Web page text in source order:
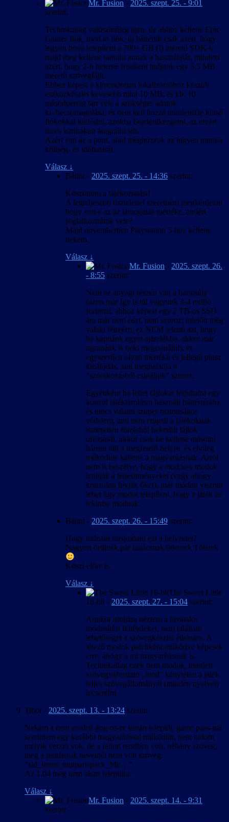
Mr. Fusion - 2025. szept. 25. - 9:01
szerint:
Technikailag valószínűleg igen, de ahhoz kellene Epic
Games fiók, mod.io fiók, új háttértár csak azért, hogy
legyen hova telepíteni a 700+ GB (!) méretű SDK-t,
majd meg kellene tanulni annak a használatát, mindezt
azért, hogy 2-6 hetente frissíteni tudjunk egy 5,5 MB
méretű szövegfájlt.
Ehhez képest a kimondottan lokalizációhoz készült
eszközkészlet kevesebb mint 10 MB, és kb. 10
másodpercig tart vele a szükséges adatok
ki-/becsomagolása, és nem kell hozzá mindenféle külső
fiókokkal kínlódni, azokba bejelentkezgetni, az elvárt
tüzes karikákon átugrálni stb.
Azért van az a pont, ahol meghúzzuk az ingyen munka
költség- és időhatárát.
Válasz ↓
Bálint - 2025. szept. 25. - 14:36 szerint:
Köszönöm a tájékoztatást!
A legteljesebb tisztelettel szeretném megkérdezni
hogy van-e az az támogatás mértéke, amiért
foglalkoznátok vele?
Majd novemberben Playstation 5-höz kellene
nekem.
Válasz ↓
Mr. Fusion - 2025. szept. 26.
- 8:55 szerint:
Nem az anyagi részén van a hangsúly
(azon már így is túl vagyunk 3-4 millió
forinttal, ahhoz képest egy 2 TB-os SSD
ára már nem oszt, nem szoroz; mielőtt még
valaki félreérti, ez NEM jelenti azt, hogy
ha kapnánk egyet ajándékba, akkor már
ugranánk is neki megcsinálni), ez
egyszerűen olyan mértékű és jellegű plusz
kínálódás, ami meghaladja a
“szórakozásból csináljuk” szintet.
Egyébként ha lehet fájlokat feljuttatni egy
konzol játéktárolásra használt háttértárába,
és nincs valami szuper biztonságos
védelem, ami nem engedi a játékoknak
ismeretlen forrásból bekerült fájlok
olvasását, akkor csak be kellene másolni
három fájl a megfelelő helyre, és elvileg
működnie kellene a magyarításnak. Arról
nem is beszélve, hogy a mod.io-s modok
letiltják a teljesítményeket (vagy ahogy
konzolon hívják őket), más módon viszont
lehet úgy modot telepíteni, hogy a játék ne
tekintse modnak.
Bálint - 2025. szept. 26. - 15:49 szerint:
Hogy tudnám megoldani ezt a helyzetet?
Nagyon örülnék pár tanácsnak/ötletnek Tőletek
Köszi előre is.
Válasz ↓
The Sweet Little
16-bit - 2025. szept. 27. - 15:04 szerint:
Amikor utoljára néztem a hivatalos
módosítási feltételeket, nem találtam
lehetőséget a szövegkészlet átírására. A
létező modok patchként működve képesek
erre, ahogy a mi magyarításunk is.
Technikailag ezek nem modok, minden
szövegváltoztató „mod” kénytelen a játék
teljes szövegállományát (minden nyelvet)
lecserélni.
Tibor - 2025. szept. 13. - 13:24 szerint:
Nekem a nem eredeti gog-os-re simán települt. game pass-nál
szerintem egy korábbi magyarítással működött, nem tudom
melyik verzió volt, de a felirat rendben volt, néhány szöveg,
meg a mutánsok neveinél nem volt szöveg:
“sid_items_mutpartspack_Mu…”
Az 1.04 meg nem akart települni.
Válasz ↓
Mr. Fusion - 2025. szept. 14. - 9:31
szerint: